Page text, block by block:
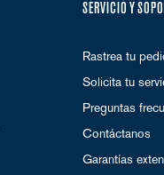
SERVICIO Y
Rastrea tu
Solicita tu
Preguntas
Contáctanos
Garantías